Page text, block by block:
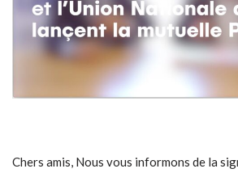
Chers amis, Nous vous informons de la